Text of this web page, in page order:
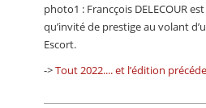
photo1 : Francçois DELECOUR
qu’invité de prestige au volant
Escort.
->Tout 2022.... et l’édition